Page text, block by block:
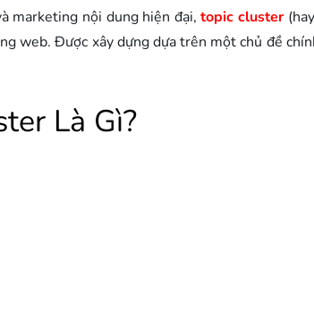
marketing nội dung hiện đại,topic cluster
web. Được xây dựng dựa trên một chủ đề
Là Gì?